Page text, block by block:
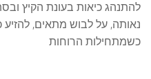
להתנהג כיאות בעונת הקיץ
נאותה, על לבוש מתאים,
כשמתחילות הרוחות